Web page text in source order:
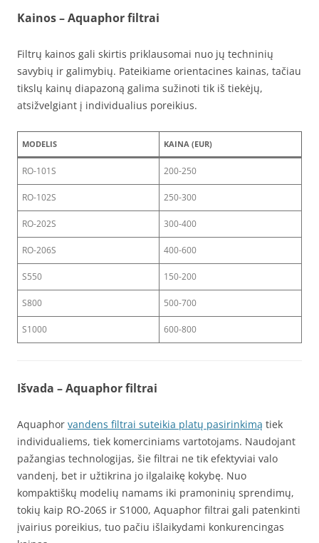
Kainos– Aquaphor filtrai
Filtrų kainos gali skirtis priklausomai nuo jų techninių
savybių ir galimybių. Pateikiame orientacines kainas, tačiau
tikslų kainų diapazoną galima sužinoti tik iš tiekėjų,
atsižvelgiant į individualius poreikius.
MODELIS KAINA (EUR)
RO-101S 200-250
RO-102S 250-300
RO-202S 300-400
RO-206S 400-600
S550 150-200
S800 500-700
S1000 600-800
Išvada – Aquaphor filtrai
Aquaphor vandens filtrai suteikia platų pasirinkimą tiek
individualiems, tiek komerciniams vartotojams. Naudojant
pažangias technologijas, šie filtrai ne tik efektyviai valo
vandenį, bet ir užtikrina jo ilgalaikę kokybę. Nuo
kompaktiškų modelių namams iki pramoninių sprendimų,
tokių kaip RO-206S ir S1000, Aquaphor filtrai gali patenkinti
įvairius poreikius, tuo pačiu išlaikydami konkurencingas